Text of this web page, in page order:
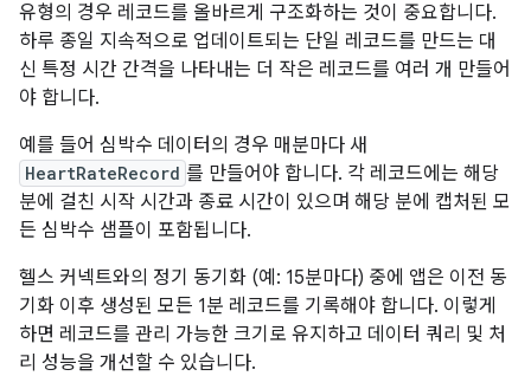
유형의 경우 레코드를 올바르게 구조화하는 것이 중요합니다.
하루 종일 지속적으로 업데이트되는 단일 레코드를 만드는 대
신 특정 시간 간격을 나타내는 더 작은 레코드를 여러 개 만들어
야 합니다.
예를 들어 심박수 데이터의 경우 매분마다 새
HeartRateRecord 를 만들어야 합니다. 각 레코드에는 해당
분에 걸친 시작 시간과 종료 시간이 있으며 해당 분에 캡처된 모
든 심박수 샘플이 포함됩니다.
헬스 커넥트와의 정기 동기화 (예: 15분마다) 중에 앱은 이전 동
기화 이후 생성된 모든 1분 레코드를 기록해야 합니다. 이렇게
하면 레코드를 관리 가능한 크기로 유지하고 데이터 쿼리 및 처
리 성능을 개선할 수 있습니다.